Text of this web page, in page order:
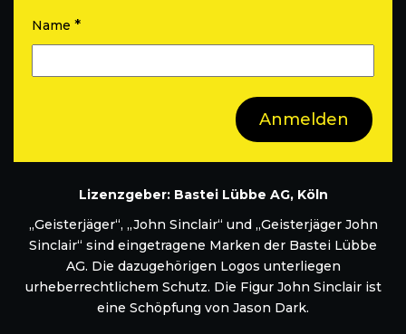
Name *
Lizenzgeber: Bastei Lübbe AG, Köln
„Geisterjäger“, „John Sinclair“ und „Geisterjäger John
Sinclair“ sind eingetragene Marken der Bastei Lübbe
AG. Die dazugehörigen Logos unterliegen
urheberrechtlichem Schutz. Die Figur John Sinclair ist
eine Schöpfung von Jason Dark.